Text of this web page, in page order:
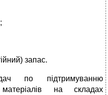
запас.
по підтримуванню
на складах